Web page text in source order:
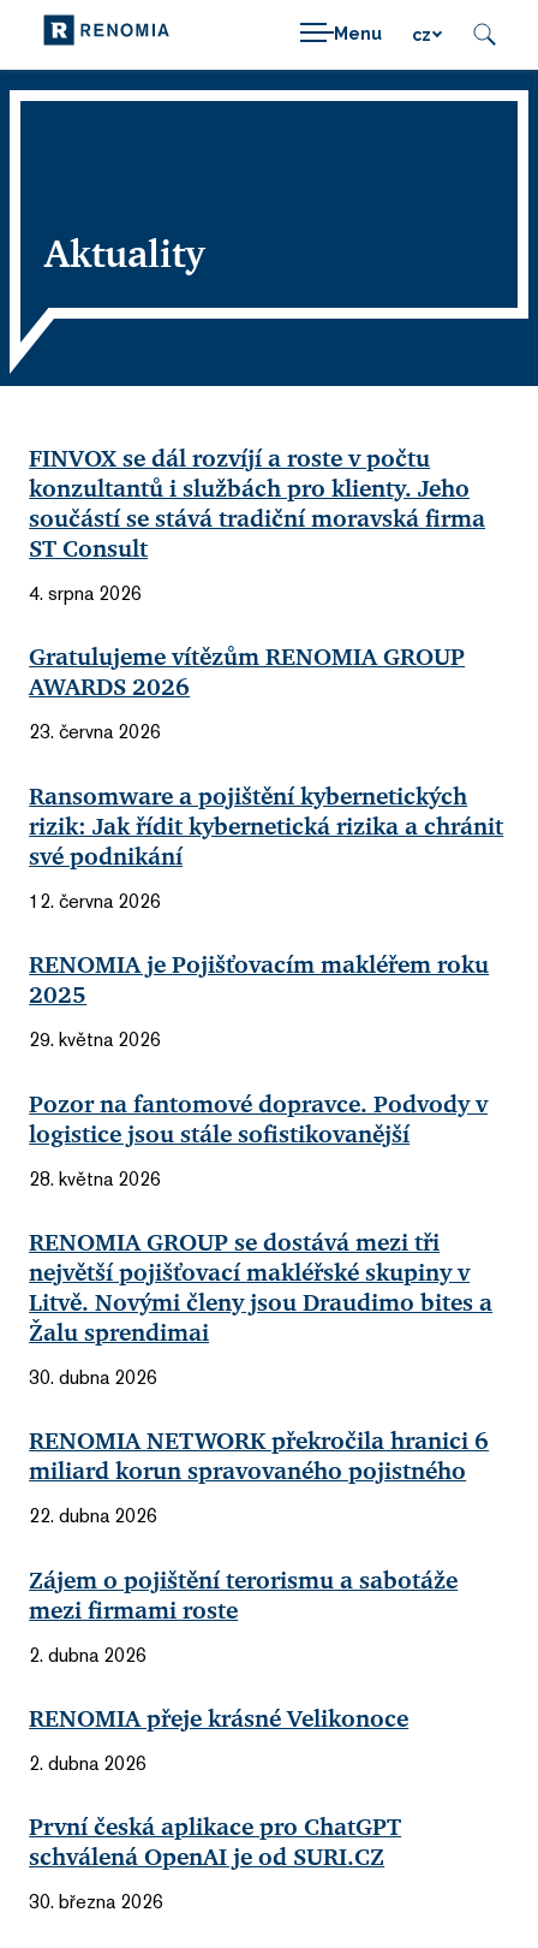
Menu cz
Aktuality
FINVOX se dál rozvíjí a roste v počtu
konzultantů i službách pro klienty. Jeho
součástí se stává tradiční moravská firma
ST Consult
4. srpna 2026
Gratulujeme vítězům RENOMIA GROUP
AWARDS 2026
23. června 2026
Ransomware a pojištění kybernetických
rizik: Jak řídit kybernetická rizika a chránit
své podnikání
12. června 2026
RENOMIA je Pojišťovacím makléřem roku
2025
29. května 2026
Pozor na fantomové dopravce. Podvody v
logistice jsou stále sofistikovanější
28. května 2026
RENOMIA GROUP se dostává mezi tři
největší pojišťovací makléřské skupiny v
Litvě. Novými členy jsou Draudimo bites a
Žalu sprendimai
30. dubna 2026
RENOMIA NETWORK překročila hranici 6
miliard korun spravovaného pojistného
22. dubna 2026
Zájem o pojištění terorismu a sabotáže
mezi firmami roste
2. dubna 2026
RENOMIA přeje krásné Velikonoce
2. dubna 2026
První česká aplikace pro ChatGPT
schválená OpenAI je od SURI.CZ
30. března 2026